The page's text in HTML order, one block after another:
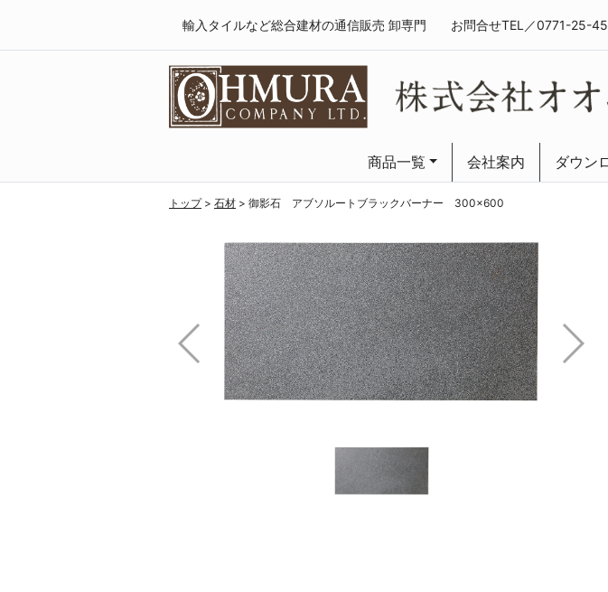
輸入タイルなど総合建材の通信販売 卸専門 お問合せTEL／0771-25-
商品一覧 会社案内 ダウン
トップ> 石材 > 御影石 アブソルートブラックバーナー 300×600